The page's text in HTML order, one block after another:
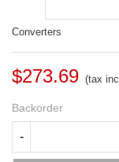
Converters
$273.69 (tax
Backorder
-